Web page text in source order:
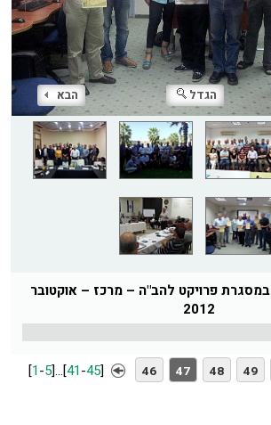
הגדל הבא
סיום קורס Excel במסגרת פרויקט להב"ה – מרכז – אוקטובר
2012
[1-5]...[41-45] 46 47 48 49